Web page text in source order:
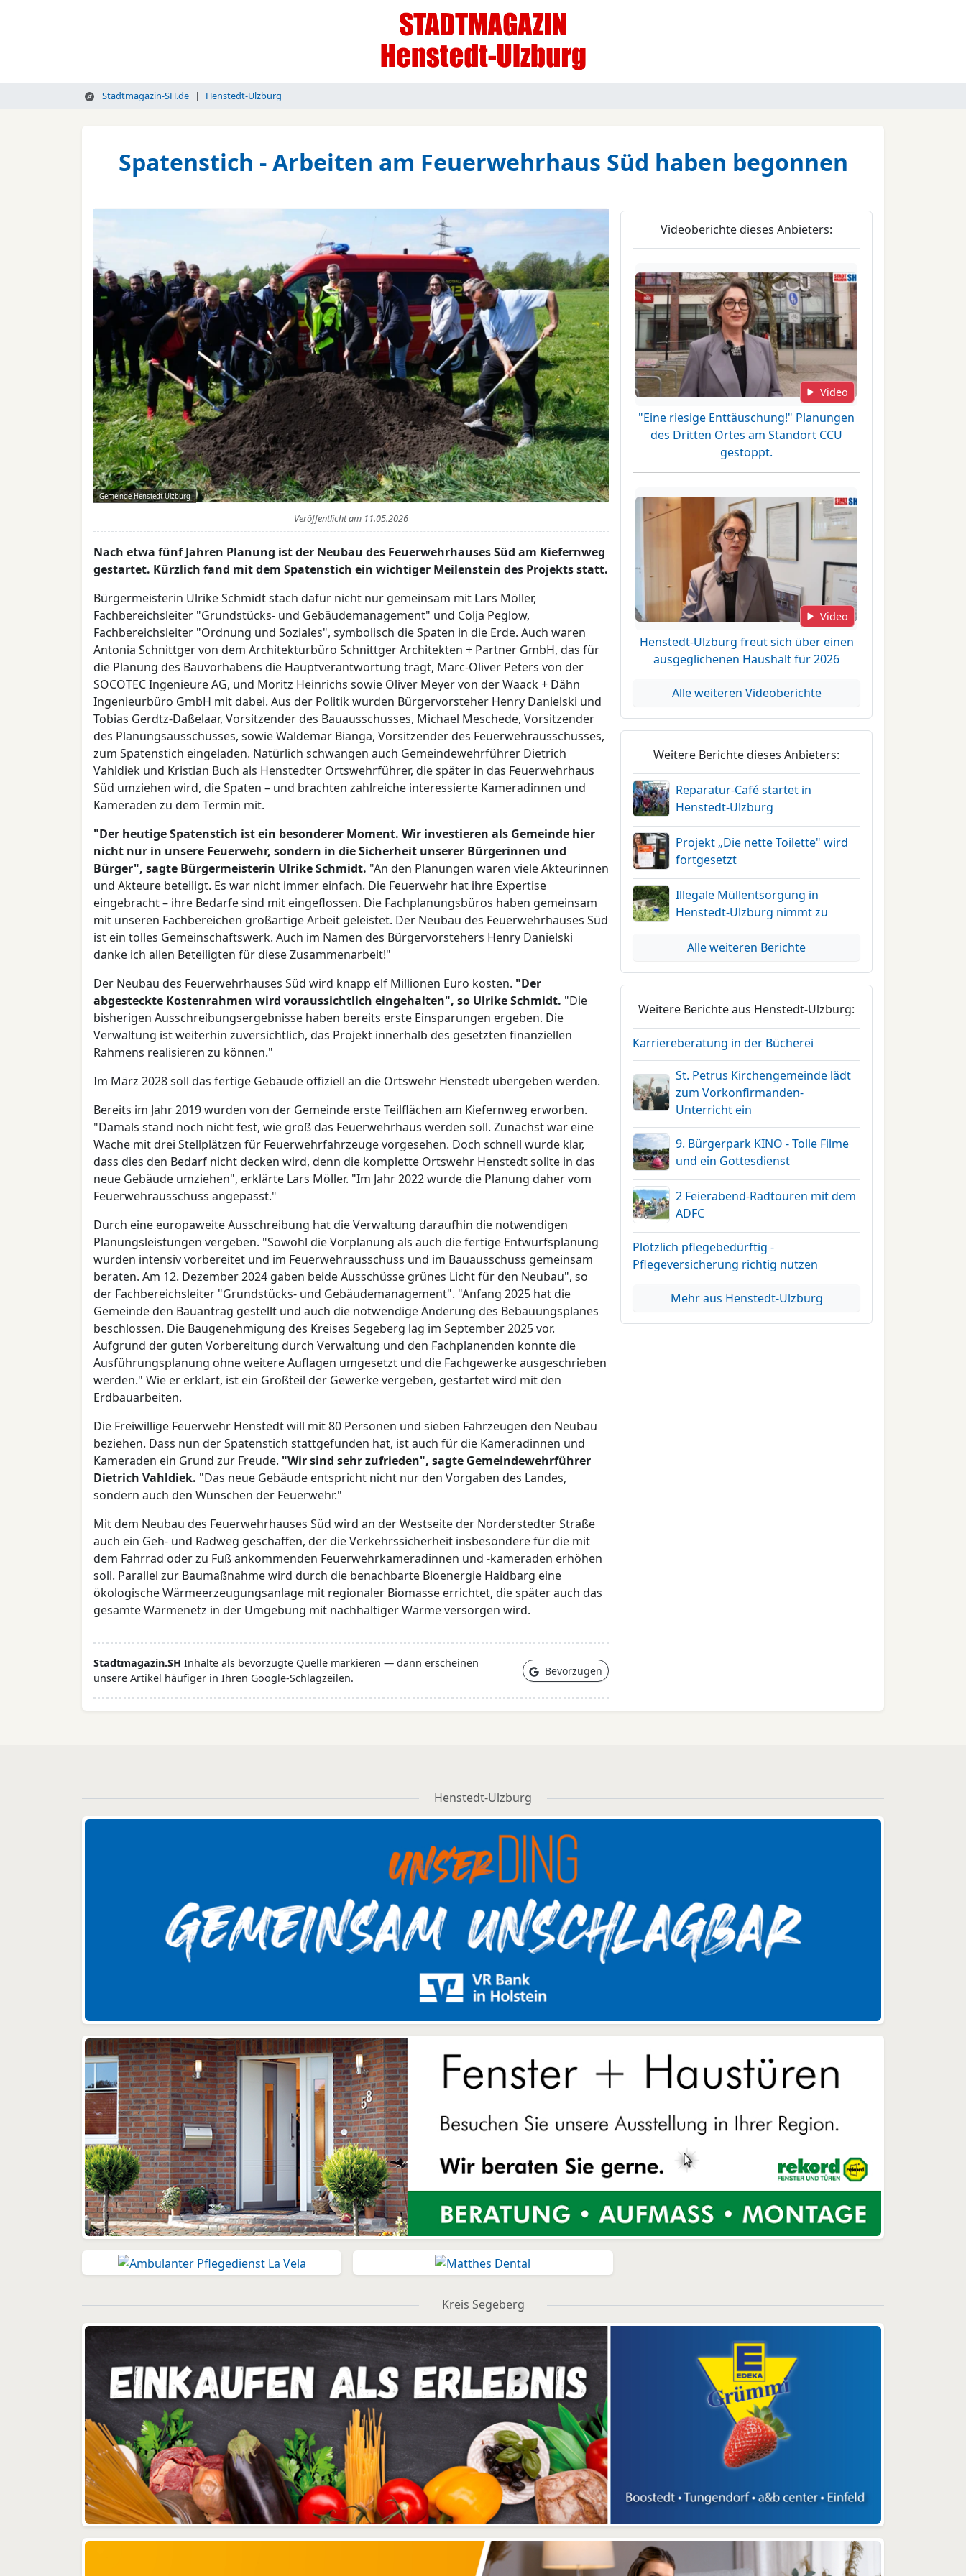
Stadtmagazin-SH.de Henstedt-Ulzburg
Spatenstich - Arbeiten am Feuerwehrhaus Süd haben begonnen
Gemeinde Henstedt-Ulzburg
Veröffentlicht am 11.05.2026
Nach etwa fünf Jahren Planung ist der Neubau des Feuerwehrhauses Süd am Kiefernweg
gestartet. Kürzlich fand mit dem Spatenstich ein wichtiger Meilenstein des Projekts statt.
Bürgermeisterin Ulrike Schmidt stach dafür nicht nur gemeinsam mit Lars Möller,
Fachbereichsleiter "Grundstücks- und Gebäudemanagement" und Colja Peglow,
Fachbereichsleiter "Ordnung und Soziales", symbolisch die Spaten in die Erde. Auch waren
Antonia Schnittger von dem Architekturbüro Schnittger Architekten + Partner GmbH, das für
die Planung des Bauvorhabens die Hauptverantwortung trägt, Marc-Oliver Peters von der
SOCOTEC Ingenieure AG, und Moritz Heinrichs sowie Oliver Meyer von der Waack + Dähn
Ingenieurbüro GmbH mit dabei. Aus der Politik wurden Bürgervorsteher Henry Danielski und
Tobias Gerdtz-Daßelaar, Vorsitzender des Bauausschusses, Michael Meschede, Vorsitzender
des Planungsausschusses, sowie Waldemar Bianga, Vorsitzender des Feuerwehrausschusses,
zum Spatenstich eingeladen. Natürlich schwangen auch Gemeindewehrführer Dietrich
Vahldiek und Kristian Buch als Henstedter Ortswehrführer, die später in das Feuerwehrhaus
Süd umziehen wird, die Spaten – und brachten zahlreiche interessierte Kameradinnen und
Kameraden zu dem Termin mit.
"Der heutige Spatenstich ist ein besonderer Moment. Wir investieren als Gemeinde hier
nicht nur in unsere Feuerwehr, sondern in die Sicherheit unserer Bürgerinnen und
Bürger", sagte Bürgermeisterin Ulrike Schmidt. "An den Planungen waren viele Akteurinnen
und Akteure beteiligt. Es war nicht immer einfach. Die Feuerwehr hat ihre Expertise
eingebracht – ihre Bedarfe sind mit eingeflossen. Die Fachplanungsbüros haben gemeinsam
mit unseren Fachbereichen großartige Arbeit geleistet. Der Neubau des Feuerwehrhauses Süd
ist ein tolles Gemeinschaftswerk. Auch im Namen des Bürgervorstehers Henry Danielski
danke ich allen Beteiligten für diese Zusammenarbeit!"
Der Neubau des Feuerwehrhauses Süd wird knapp elf Millionen Euro kosten. "Der
abgesteckte Kostenrahmen wird voraussichtlich eingehalten", so Ulrike Schmidt. "Die
bisherigen Ausschreibungsergebnisse haben bereits erste Einsparungen ergeben. Die
Verwaltung ist weiterhin zuversichtlich, das Projekt innerhalb des gesetzten finanziellen
Rahmens realisieren zu können."
Im März 2028 soll das fertige Gebäude offiziell an die Ortswehr Henstedt übergeben werden.
Bereits im Jahr 2019 wurden von der Gemeinde erste Teilflächen am Kiefernweg erworben.
"Damals stand noch nicht fest, wie groß das Feuerwehrhaus werden soll. Zunächst war eine
Wache mit drei Stellplätzen für Feuerwehrfahrzeuge vorgesehen. Doch schnell wurde klar,
dass dies den Bedarf nicht decken wird, denn die komplette Ortswehr Henstedt sollte in das
neue Gebäude umziehen", erklärte Lars Möller. "Im Jahr 2022 wurde die Planung daher vom
Feuerwehrausschuss angepasst."
Durch eine europaweite Ausschreibung hat die Verwaltung daraufhin die notwendigen
Planungsleistungen vergeben. "Sowohl die Vorplanung als auch die fertige Entwurfsplanung
wurden intensiv vorbereitet und im Feuerwehrausschuss und im Bauausschuss gemeinsam
beraten. Am 12. Dezember 2024 gaben beide Ausschüsse grünes Licht für den Neubau", so
der Fachbereichsleiter "Grundstücks- und Gebäudemanagement". "Anfang 2025 hat die
Gemeinde den Bauantrag gestellt und auch die notwendige Änderung des Bebauungsplanes
beschlossen. Die Baugenehmigung des Kreises Segeberg lag im September 2025 vor.
Aufgrund der guten Vorbereitung durch Verwaltung und den Fachplanenden konnte die
Ausführungsplanung ohne weitere Auflagen umgesetzt und die Fachgewerke ausgeschrieben
werden." Wie er erklärt, ist ein Großteil der Gewerke vergeben, gestartet wird mit den
Erdbauarbeiten.
Die Freiwillige Feuerwehr Henstedt will mit 80 Personen und sieben Fahrzeugen den Neubau
beziehen. Dass nun der Spatenstich stattgefunden hat, ist auch für die Kameradinnen und
Kameraden ein Grund zur Freude. "Wir sind sehr zufrieden", sagte Gemeindewehrführer
Dietrich Vahldiek. "Das neue Gebäude entspricht nicht nur den Vorgaben des Landes,
sondern auch den Wünschen der Feuerwehr."
Mit dem Neubau des Feuerwehrhauses Süd wird an der Westseite der Norderstedter Straße
auch ein Geh- und Radweg geschaffen, der die Verkehrssicherheit insbesondere für die mit
dem Fahrrad oder zu Fuß ankommenden Feuerwehrkameradinnen und -kameraden erhöhen
soll. Parallel zur Baumaßnahme wird durch die benachbarte Bioenergie Haidbarg eine
ökologische Wärmeerzeugungsanlage mit regionaler Biomasse errichtet, die später auch das
gesamte Wärmenetz in der Umgebung mit nachhaltiger Wärme versorgen wird.
Stadtmagazin.SH Inhalte als bevorzugte Quelle markieren — dann erscheinen
unsere Artikel häufiger in Ihren Google-Schlagzeilen.
Bevorzugen
Videoberichte dieses Anbieters:
Video
"Eine riesige Enttäuschung!" Planungen
des Dritten Ortes am Standort CCU
gestoppt.
Video
Henstedt-Ulzburg freut sich über einen
ausgeglichenen Haushalt für 2026
Alle weiteren Videoberichte
Weitere Berichte dieses Anbieters:
Reparatur-Café startet in
Henstedt-Ulzburg
Projekt „Die nette Toilette" wird
fortgesetzt
Illegale Müllentsorgung in
Henstedt-Ulzburg nimmt zu
Alle weiteren Berichte
Weitere Berichte aus Henstedt-Ulzburg:
Karriereberatung in der Bücherei
St. Petrus Kirchengemeinde lädt
zum Vorkonfirmanden-
Unterricht ein
9. Bürgerpark KINO - Tolle Filme
und ein Gottesdienst
2 Feierabend-Radtouren mit dem
ADFC
Plötzlich pflegebedürftig -
Pflegeversicherung richtig nutzen
Mehr aus Henstedt-Ulzburg
Henstedt-Ulzburg
Kreis Segeberg